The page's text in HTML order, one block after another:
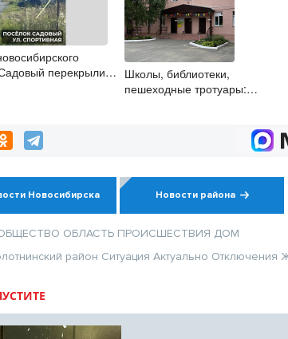
перекрыли
Школы, библиотеки,
пешеходные тротуары:
на социальных объектах
Новосибирска Новости района
ОБЛАСТЬ ПРОИСШЕСТВИЯ ДОМ
район Ситуация Актуально Отключения